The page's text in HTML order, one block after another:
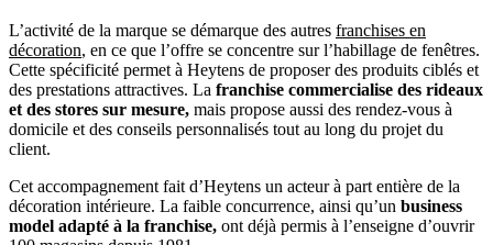
L’activité de la marque se démarque des autres franchises en
décoration, en ce que l’offre se concentre sur l’habillage de fenêtres.
Cette spécificité permet à Heytens de proposer des produits ciblés et
des prestations attractives. La franchise commercialise des rideaux
et des stores sur mesure, mais propose aussi des rendez-vous à
domicile et des conseils personnalisés tout au long du projet du
client.
Cet accompagnement fait d’Heytens un acteur à part entière de la
décoration intérieure. La faible concurrence, ainsi qu’un business
model adapté à la franchise, ont déjà permis à l’enseigne d’ouvrir